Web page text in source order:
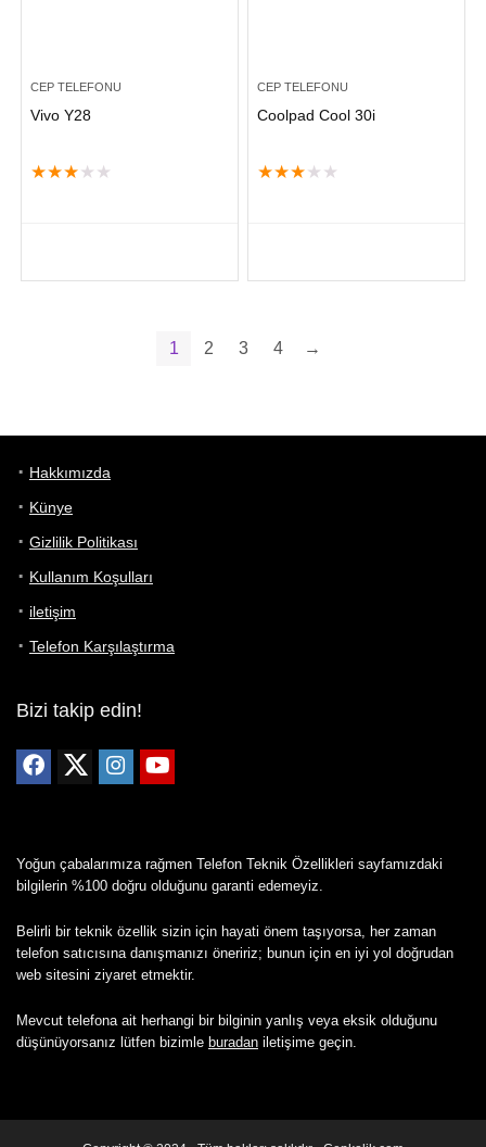
CEP TELEFONU
Vivo Y28
★★★ ★ ★
CEP TELEFONU
Coolpad Cool 30i
★★★ ★ ★
1 2 3 4 →
Hakkımızda
Künye
Gizlilik Politikası
Kullanım Koşulları
iletişim
Telefon Karşılaştırma
Bizi takip edin!
Yoğun çabalarımıza rağmen Telefon Teknik Özellikleri sayfamızdaki
bilgilerin %100 doğru olduğunu garanti edemeyiz.
Belirli bir teknik özellik sizin için hayati önem taşıyorsa, her zaman
telefon satıcısına danışmanızı öneririz; bunun için en iyi yol doğrudan
web sitesini ziyaret etmektir.
Mevcut telefona ait herhangi bir bilginin yanlış veya eksik olduğunu
düşünüyorsanız lütfen bizimle buradan iletişime geçin.